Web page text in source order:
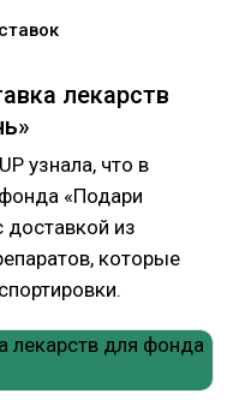
лекарств
узнала, что в
«Подари
из
которые